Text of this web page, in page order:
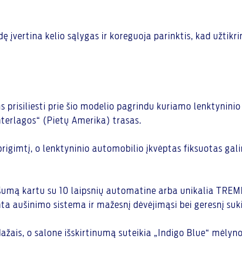
įvertina kelio sąlygas ir koreguoja parinktis, kad
prie šio modelio pagrindu kuriamo
(Pietų Amerika) trasas.
o lenktyninio automobilio įkvėptas fiksuotas
kartu su 10 laipsnių automatine arba unikalia
sistema ir mažesnį dėvėjimąsi bei geresnį
o salone išskirtinumą suteikia „Indigo Blue“